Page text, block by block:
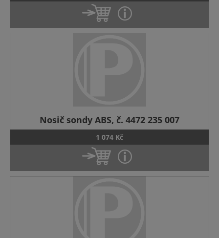
Nosič sondy ABS, č. 4472 235 007
1 074 Kč